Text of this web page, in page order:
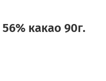
какао 90г.